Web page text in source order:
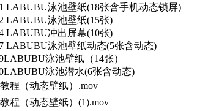
LABUBU泳池壁纸(18张含手机动态锁屏)
LABUBU泳池壁纸(15张)
LABUBU冲出屏幕(10张)
LABUBU泳池壁纸动态(5张含动态)
泳池壁纸（14张）
泳池潜水(6张含动态)
程（动态壁纸）.mov
程（动态壁纸）(1).mov